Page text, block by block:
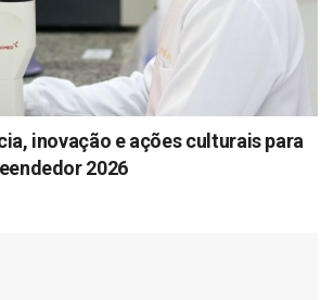
inovação e ações culturais para
2026